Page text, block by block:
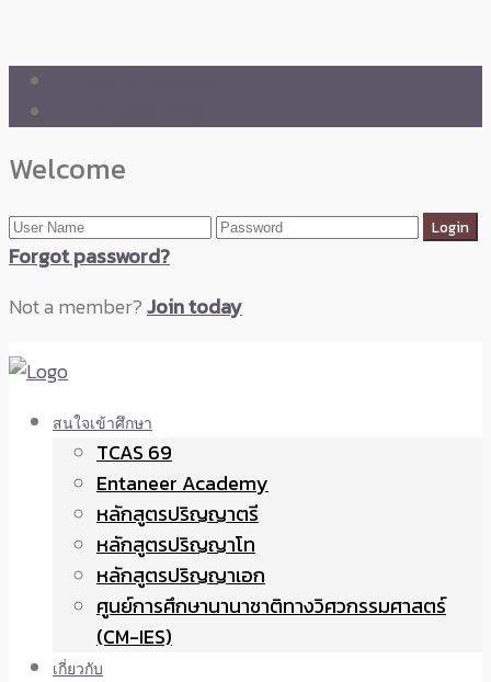
Welcome
Forgot password?
Not a member?Join today
สนใจเข้าศึกษา
TCAS 69
Entaneer Academy
หลักสูตรปริญญาตรี
หลักสูตรปริญญาโท
หลักสูตรปริญญาเอก
ศูนย์การศึกษานานาชาติทางวิศวกรรมศาสตร์
(CM-IES)
เกี่ยวกับ